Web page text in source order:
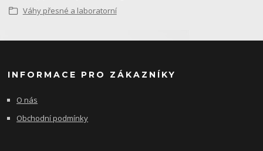
Váhy přesné a laboratorní
INFORMACE PRO ZÁKAZNÍKY
O nás
Obchodní podmínky